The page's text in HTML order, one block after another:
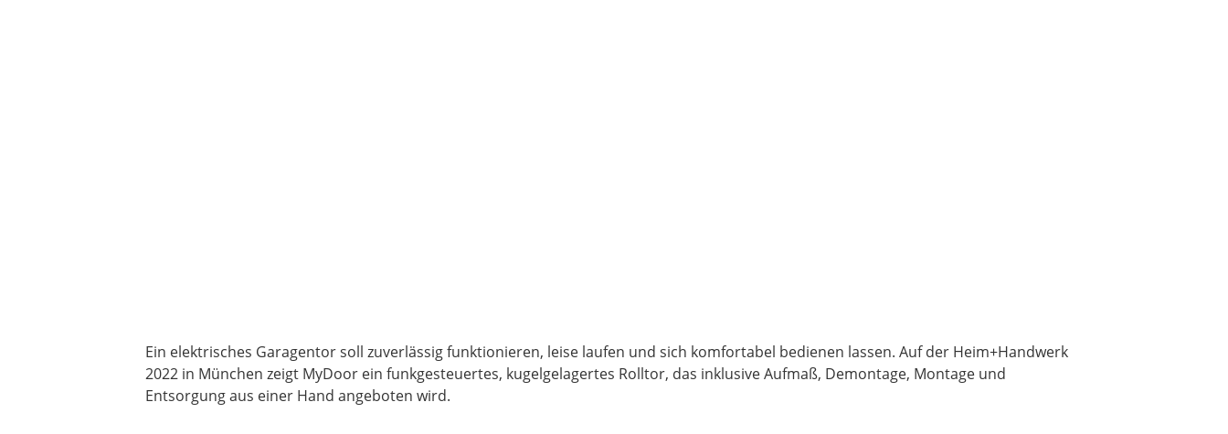
Ein elektrisches Garagentor soll zuverlässig funktionieren, leise laufen und sich komfortabel bedienen lassen. Auf der Heim+Handwerk
2022 in München zeigt MyDoor ein funkgesteuertes, kugelgelagertes Rolltor, das inklusive Aufmaß, Demontage, Montage und
Entsorgung aus einer Hand angeboten wird.